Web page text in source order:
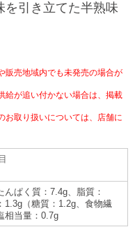
物件募集・購入
を引き立てた半熟味
販売地域内でも未発売の場合が
給が追い付かない場合は、掲載
お取り扱いについては、店舗に
んぱく質：7.4g、脂質：
1.3g（糖質：1.2g、食物繊
相当量：0.7g